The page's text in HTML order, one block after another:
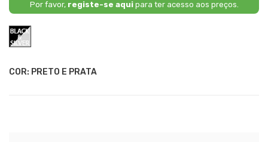
Por favor, registe-se aquipara ter acesso aos preços.
COR: PRETO E PRATA